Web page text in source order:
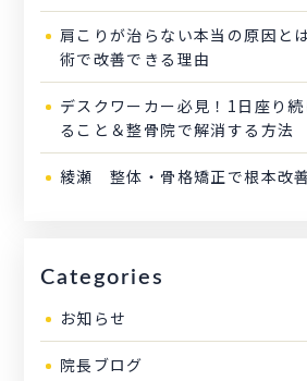
肩こりが治らない本当の原因と
術で改善できる理由
デスクワーカー必見！1日座り
ること＆整骨院で解消する方法
綾瀬 整体・骨格矯正で根本改善
Categories
お知らせ
院長ブログ